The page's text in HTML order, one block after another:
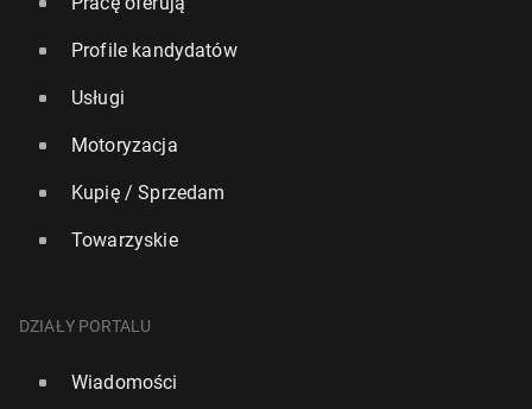
Ryanair: Nawet 600 lotów dzien­nie może zostać od­
3 października 2025, 12:00
Profile kandydatów
Usługi
Motoryzacja
Kupię / Sprzedam
Towarzyskie
DZIAŁY PORTALU
Wiadomości